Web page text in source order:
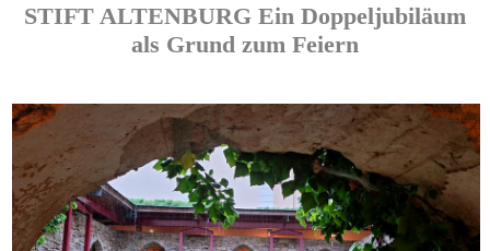
STIFT ALTENBURG Ein Doppeljubiläum
als Grund zum Feiern